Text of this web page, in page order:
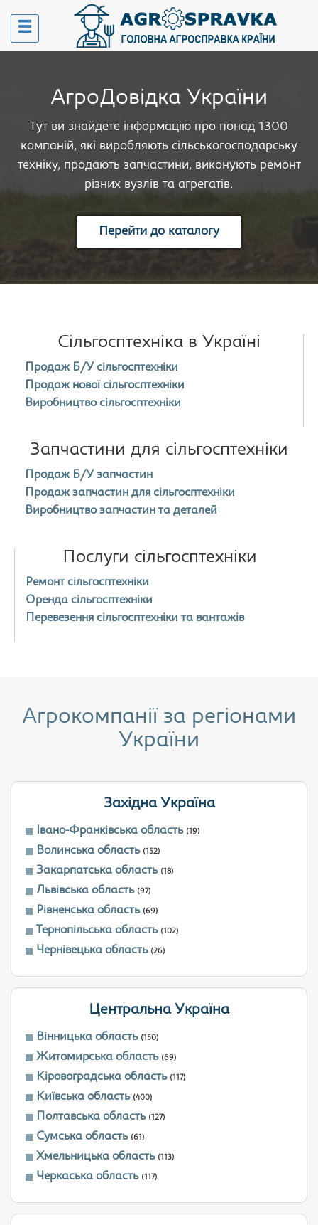
АгроДовідка України
Тут ви знайдете інформацію про понад 1300
компаній, які виробляють сільськогосподарську
техніку, продають запчастини, виконують ремонт
різних вузлів та агрегатів.
Перейти до каталогу
Сільгосптехніка в Україні
Продаж Б/У сільгосптехніки
Продаж нової сільгосптехніки
Виробництво сільгосптехніки
Запчастини для сільгосптехніки
Продаж Б/У запчастин
Продаж запчастин для сільгосптехніки
Виробництво запчастин та деталей
Послуги сільгосптехніки
Ремонт сільгосптехніки
Оренда сільгосптехніки
Перевезення сільгосптехніки та вантажів
Агрокомпанії за регіонами
України
Західна Україна
Івано-Франківська область (19)
Волинська область (152)
Закарпатська область (18)
Львівська область (97)
Рівненська область (69)
Тернопільська область (102)
Чернівецька область (26)
Центральна Україна
Вінницька область (150)
Житомирська область (69)
Кіровоградська область (117)
Київська область (400)
Полтавська область (127)
Сумська область (61)
Хмельницька область (113)
Черкаська область (117)